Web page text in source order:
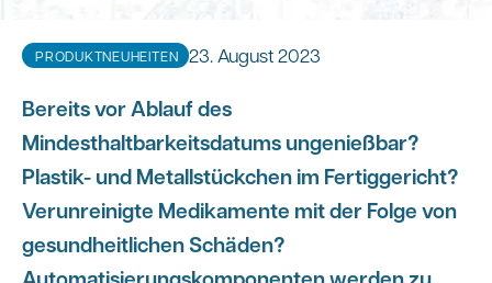
PRODUKTNEUHEITEN 23. August 2023
Bereits vor Ablauf des
Mindesthaltbarkeitsdatums ungenießbar?
Plastik- und Metallstückchen im Fertiggericht?
Verunreinigte Medikamente mit der Folge von
gesundheitlichen Schäden?